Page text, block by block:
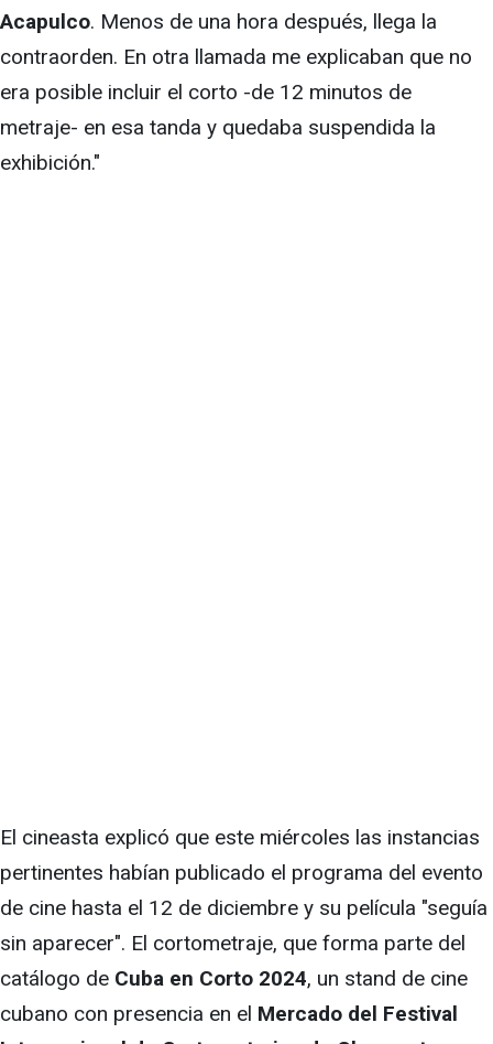
Acapulco. Menos de una hora después, llega la
contraorden. En otra llamada me explicaban que no
era posible incluir el corto -de 12 minutos de
metraje- en esa tanda y quedaba suspendida la
exhibición."
El cineasta explicó que este miércoles las instancias
pertinentes habían publicado el programa del evento
de cine hasta el 12 de diciembre y su película "seguía
sin aparecer". El cortometraje, que forma parte del
catálogo de Cuba en Corto 2024, un stand de cine
cubano con presencia en el Mercado del Festival